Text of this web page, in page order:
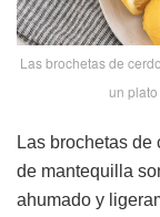
Las brochetas de
un
Las brochetas
de mantequilla
ahumado y